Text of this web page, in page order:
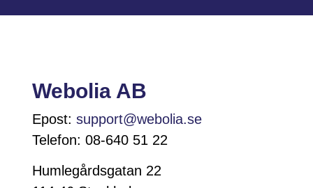
Webolia AB
Epost: support@webolia.se
Telefon: 08-640 51 22
Humlegårdsgatan 22